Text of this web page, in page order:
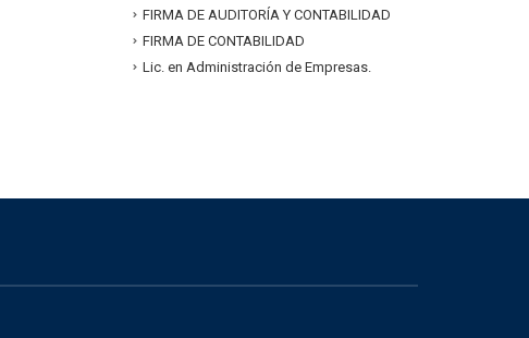
FIRMA DE AUDITORÍA Y CONTABILIDAD
FIRMA DE CONTABILIDAD
Lic. en Administración de Empresas.